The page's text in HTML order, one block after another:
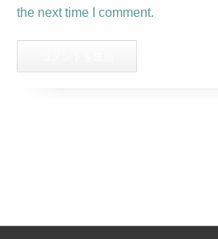
the next time I comment.